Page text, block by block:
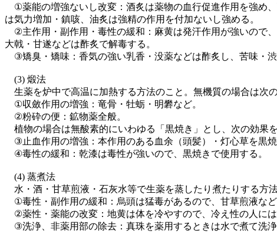
①薬能の増強ないし改変：酒炙は薬物の血行促進作用を強め
は気力増加・鎮咳、油炙は強精の作用を付加ないし強める。
②主作用・副作用・毒性の緩和：麻黄は発汗作用が強いので
大戟・甘遂などは酢炙で解毒する。
③矯臭・矯味：香気の強い乳香・没薬などは酢炙し、苦味・渋
(3) 煅法
生薬を炉中で高温に加熱する方法のこと。無機質の場合は次
①収斂作用の増強：竜骨・牡蛎・明礬など。
②粉砕の便：鉱物薬全般。
植物の場合は無酸素的にいわゆる「黒焼き」とし、次の効果を
③止血作用の増強：本作用のある血余（頭髪）・灯心草を黒焼
④毒性の緩和：乾漆は毒性が強いので、黒焼きで使用する。
(4) 蒸煮法
水・酒・甘草煎液・石灰水等で生薬を蒸したり煮たりする方
①毒性・副作用の緩和：烏頭は猛毒があるので、甘草煎液など
②薬性・薬能の改変：地黄は体を冷やすので、冷え性の人に
③洗浄、非薬用部の除去：真珠を薬用するときは水で煮て洗